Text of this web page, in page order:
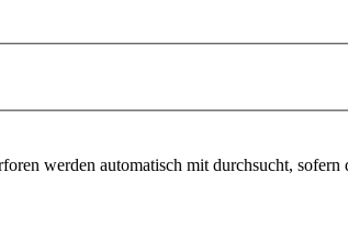
werden automatisch mit durchsucht,